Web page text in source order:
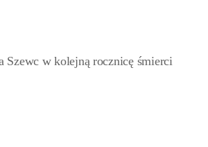
Szewc w kolejną rocznicę śmierci